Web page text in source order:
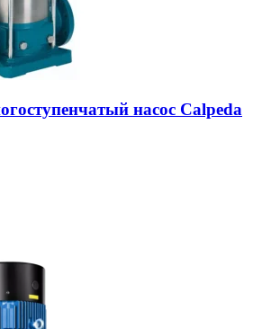
насос Calpeda